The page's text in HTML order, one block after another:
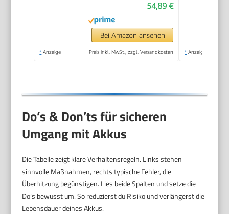
54,89 €
Bei Amazon ansehen
* Anzeige Preis inkl. MwSt., zzgl. Versandkosten * Anzeige
Do’s & Don’ts für sicheren
Umgang mit Akkus
Die Tabelle zeigt klare Verhaltensregeln. Links stehen
sinnvolle Maßnahmen, rechts typische Fehler, die
Überhitzung begünstigen. Lies beide Spalten und setze die
Do’s bewusst um. So reduzierst du Risiko und verlängerst die
Lebensdauer deines Akkus.